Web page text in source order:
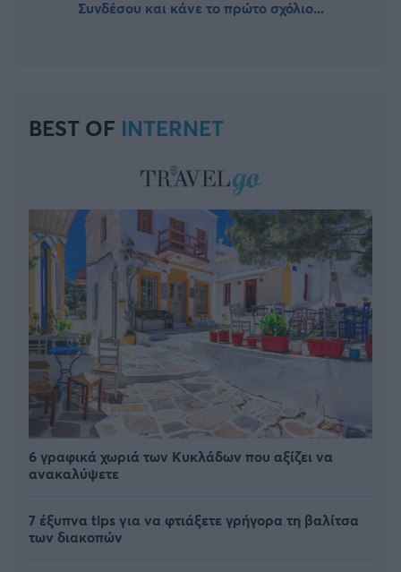
Συνδέσου και κάνε το πρώτο σχόλιο...
BEST OF INTERNET
6 γραφικά χωριά των Κυκλάδων που αξίζει να
ανακαλύψετε
7 έξυπνα tips για να φτιάξετε γρήγορα τη βαλίτσα
των διακοπών